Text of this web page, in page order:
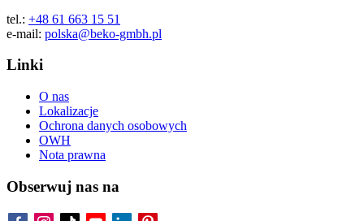
tel.: +48 61 663 15 51
e-mail: polska@beko-gmbh.pl
Linki
O nas
Lokalizacje
Ochrona danych osobowych
OWH
Nota prawna
Obserwuj nas na